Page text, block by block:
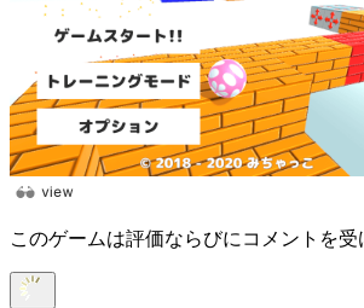
このゲームは評価ならびにコメントを受